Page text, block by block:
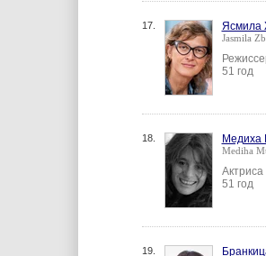
17. Ясмила
Jasmila
51 год
18. Медиха
Mediha
Актриса
51 год
19.